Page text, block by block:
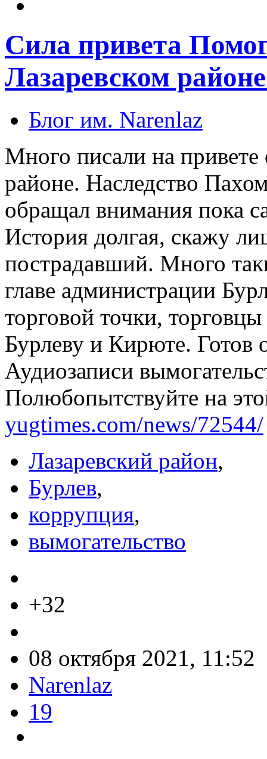
Сила привета
Лазаревском
Блог им. Narenlaz
Много писали на привете
районе. Наследство
обращал внимания пока
История долгая, скажу
пострадавший. Много
главе администрации
торговой точки,
Бурлеву и Кирюте. Готов
Аудиозаписи
Полюбопытствуйте на
yugtimes.com/news/72544/
Лазаревский район,
Бурлев,
коррупция,
вымогательство
+32
08 октября 2021, 11:52
Narenlaz
19